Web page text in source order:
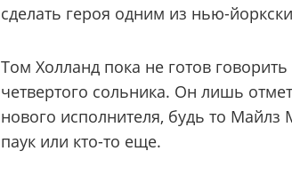
сделать героя одним из нью-
Том Холланд пока не готов
четвертого сольника. Он лишь
нового исполнителя, будь то
паук или кто-то еще.